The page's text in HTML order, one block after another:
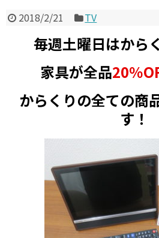
2018/2/21 TV
毎週土曜日はから
家具が全品20％
からくりの全ての商
す！